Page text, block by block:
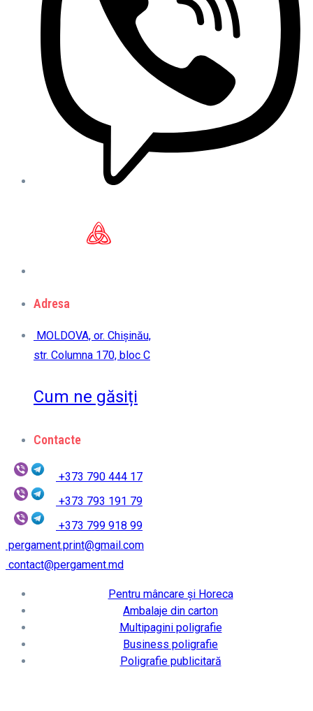
Adresa
MOLDOVA, or. Chișinău,
str. Columna 170, bloc C
Cum ne găsiți
Contacte
+373 790 444 17
+373 793 191 79
+373 799 918 99
pergament.print@gmail.com
contact@pergament.md
Pentru mâncare și Horeca
Ambalaje din carton
Multipagini poligrafie
Business poligrafie
Poligrafie publicitară